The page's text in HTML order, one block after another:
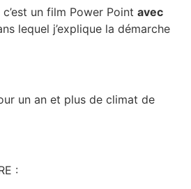
un film Power Point avec
lequel j’explique la démarche
un an et plus de climat de
: